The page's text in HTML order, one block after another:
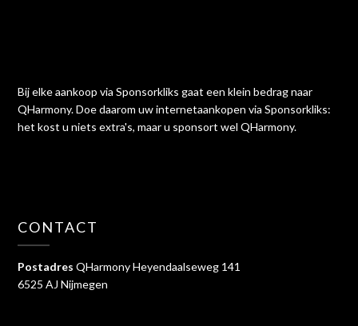
Bij elke aankoop via Sponsorkliks gaat een klein bedrag naar
QHarmony. Doe daarom uw internetaankopen via Sponsorkliks:
het kost u niets extra's, maar u sponsort wel QHarmony.
CONTACT
Postadres QHarmony Heyendaalseweg 141
6525 AJ Nijmegen